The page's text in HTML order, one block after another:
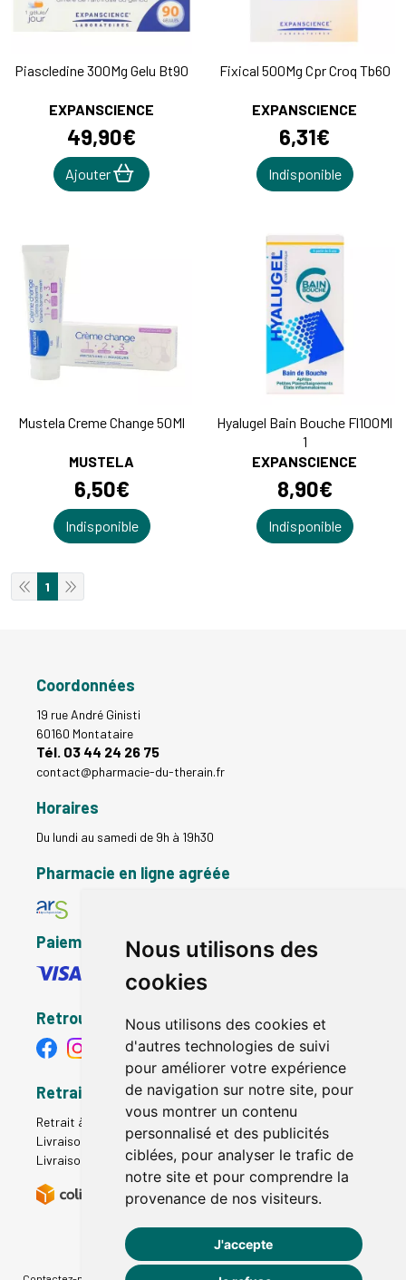
Nous utilisons des
cookies
Nous utilisons des cookies et
d'autres technologies de suivi
pour améliorer votre expérience
de navigation sur notre site, pour
vous montrer un contenu
personnalisé et des publicités
ciblées, pour analyser le trafic de
notre site et pour comprendre la
provenance de nos visiteurs.
J'accepte
Piascledine 300Mg Gelu Bt90
EXPANSCIENCE
49,90€
Ajouter
Fixical 500Mg Cpr Croq Tb60
EXPANSCIENCE
6,31€
Indisponible
Mustela Creme Change 50Ml
MUSTELA
6,50€
Indisponible
Hyalugel Bain Bouche Fl100Ml
1
EXPANSCIENCE
8,90€
Indisponible
1
Coordonnées
19 rue André Ginisti
60160 Montataire
Tél. 03 44 24 26 75
contact@pharmacie-du-therain.fr
Horaires
Du lundi au samedi de 9h à 19h30
Pharmacie en ligne agréée
Paiement sécurisé
Retrouvez-nous
Retrait - Livraison
Retrait à la pharmacie - Click & Collect
Livraison en Point Relais
Livraison à domicile